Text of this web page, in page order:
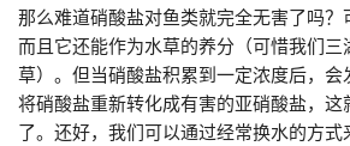
那么难道硝酸盐对鱼类就完全无害了吗？
而且它还能作为水草的养分（可惜我们三
草）。但当硝酸盐积累到一定浓度后，会
将硝酸盐重新转化成有害的亚硝酸盐，这
了。还好，我们可以通过经常换水的方式